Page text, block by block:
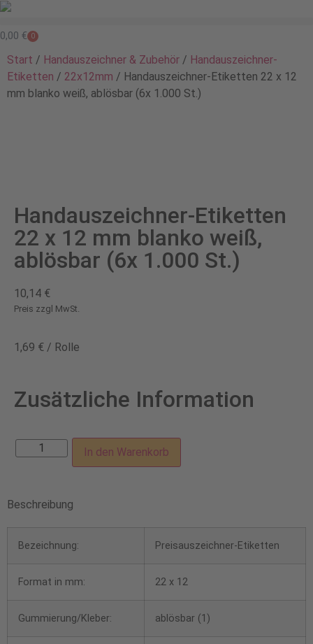
0,00 € 0
Start / Handauszeichner & Zubehör / Handauszeichner-
Etiketten / 22x12mm / Handauszeichner-Etiketten 22 x 12
mm blanko weiß, ablösbar (6x 1.000 St.)
Handauszeichner-Etiketten
22 x 12 mm blanko weiß,
ablösbar (6x 1.000 St.)
10,14 €
Preis zzgl MwSt.
1,69 € / Rolle
Zusätzliche Information
In den Warenkorb
Beschreibung
Bezeichnung: Preisauszeichner-Etiketten
Format in mm: 22 x 12
Gummierung/Kleber: ablösbar (1)